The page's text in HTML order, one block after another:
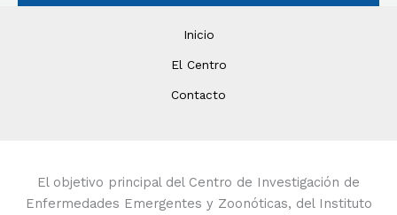
Inicio
El Centro
Contacto
El objetivo principal del Centro de Investigación de
Enfermedades Emergentes y Zoonóticas, del Instituto